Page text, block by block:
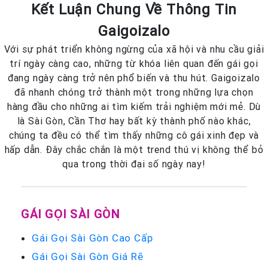
Kết Luận Chung Về Thông Tin
Gaigoizalo
Với sự phát triển không ngừng của xã hội và nhu cầu giải
trí ngày càng cao, những từ khóa liên quan đến gái gọi
đang ngày càng trở nên phổ biến và thu hút. Gaigoizalo
đã nhanh chóng trở thành một trong những lựa chọn
hàng đầu cho những ai tìm kiếm trải nghiệm mới mẻ. Dù
là Sài Gòn, Cần Thơ hay bất kỳ thành phố nào khác,
chúng ta đều có thể tìm thấy những cô gái xinh đẹp và
hấp dẫn. Đây chắc chắn là một trend thú vị không thể bỏ
qua trong thời đại số ngày nay!
GÁI GỌI SÀI GÒN
Gái Gọi Sài Gòn Cao Cấp
Gái Gọi Sài Gòn Giá Rẽ